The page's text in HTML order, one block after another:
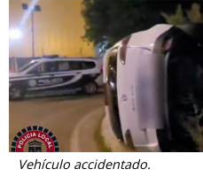
Vehículo accidentado.